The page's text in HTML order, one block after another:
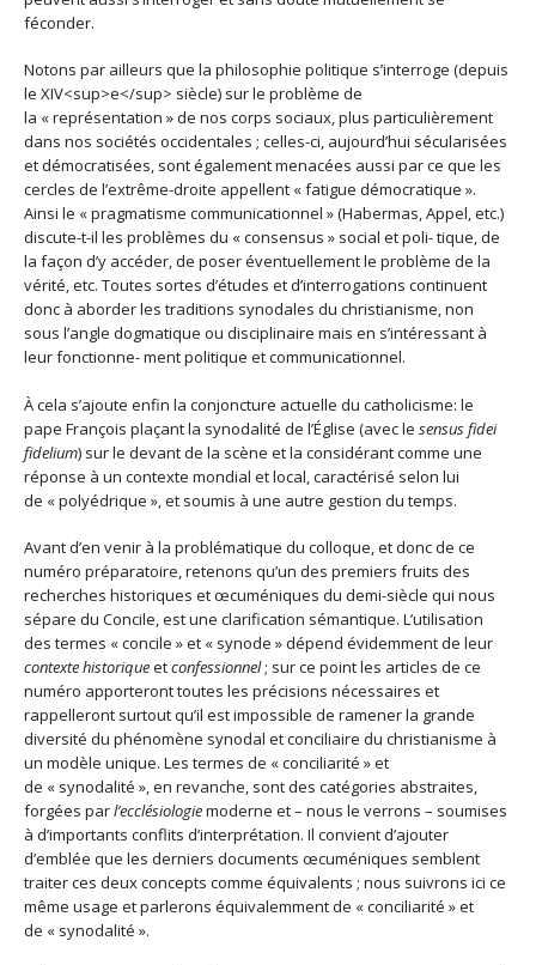
féconder.
Notons par ailleurs que la philosophie politique s’interroge (depuis
le XIV<sup>e</sup> siècle) sur le problème de
la « représentation » de nos corps sociaux, plus particulièrement
dans nos sociétés occidentales ; celles-ci, aujourd’hui sécularisées
et démocratisées, sont également menacées aussi par ce que les
cercles de l’extrême-droite appellent « fatigue démocratique ».
Ainsi le « pragmatisme communicationnel » (Habermas, Appel, etc.)
discute-t-il les problèmes du « consensus » social et poli- tique, de
la façon d’y accéder, de poser éventuellement le problème de la
vérité, etc. Toutes sortes d’études et d’interrogations continuent
donc à aborder les traditions synodales du christianisme, non
sous l’angle dogmatique ou disciplinaire mais en s’intéressant à
leur fonctionne- ment politique et communicationnel.
À cela s’ajoute enfin la conjoncture actuelle du catholicisme: le
pape François plaçant la synodalité de l’Église (avec le sensus fidei
fidelium) sur le devant de la scène et la considérant comme une
réponse à un contexte mondial et local, caractérisé selon lui
de « polyédrique », et soumis à une autre gestion du temps.
Avant d’en venir à la problématique du colloque, et donc de ce
numéro préparatoire, retenons qu’un des premiers fruits des
recherches historiques et œcuméniques du demi-siècle qui nous
sépare du Concile, est une clarification sémantique. L’utilisation
des termes « concile » et « synode » dépend évidemment de leur
contexte historiqueetconfessionnel; sur ce point les articles de ce
numéro apporteront toutes les précisions nécessaires et
rappelleront surtout qu’il est impossible de ramener la grande
diversité du phénomène synodal et conciliaire du christianisme à
un modèle unique. Les termes de « conciliarité » et
de « synodalité », en revanche, sont des catégories abstraites,
forgées parl’ecclésiologiemoderne et – nous le verrons – soumises
à d’importants conflits d’interprétation. Il convient d’ajouter
d’emblée que les derniers documents œcuméniques semblent
traiter ces deux concepts comme équivalents ; nous suivrons ici ce
même usage et parlerons équivalemment de « conciliarité » et
de « synodalité ».